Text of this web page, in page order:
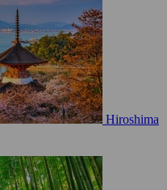
Hiroshima